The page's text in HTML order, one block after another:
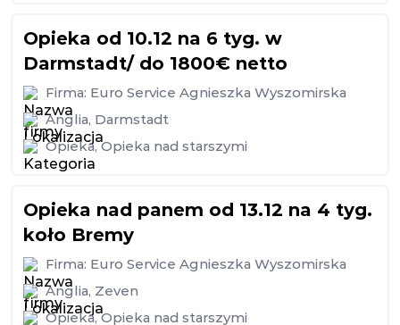
Opieka od 10.12 na 6 tyg. w
Darmstadt/ do 1800€ netto
Firma: Euro Service Agnieszka Wyszomirska
Anglia, Darmstadt
Opieka, Opieka nad starszymi
Opieka nad panem od 13.12 na 4 tyg.
koło Bremy
Firma: Euro Service Agnieszka Wyszomirska
Anglia, Zeven
Opieka, Opieka nad starszymi